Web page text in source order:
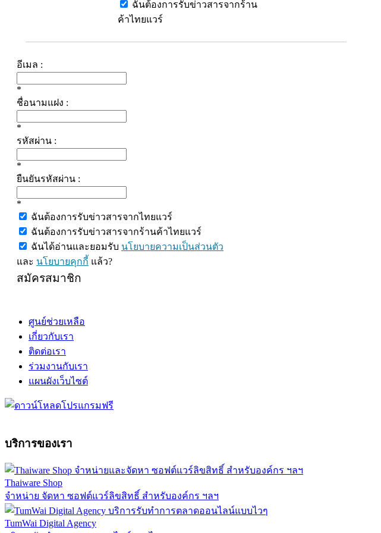
ฉันต้องการรับข่าวสารจากร้าน
ค้าไทยแวร์
อีเมล :
*
ชื่อนามแฝง :
*
รหัสผ่าน :
*
ยืนยันรหัสผ่าน :
*
ฉันต้องการรับข่าวสารจากไทยแวร์
ฉันต้องการรับข่าวสารจากร้านค้าไทยแวร์
ฉันได้อ่านและยอมรับ นโยบายความเป็นส่วนตัว
และ นโยบายคุกกี้ แล้ว?
สมัครสมาชิก
ศูนย์ช่วยเหลือ
เกี่ยวกับเรา
ติดต่อเรา
ร่วมงานกับเรา
แผนผังเว็บไซต์
บริการของเรา
Thaiware Shop
จำหน่าย จัดหา ซอฟต์แวร์ลิขสิทธิ์ สำหรับองค์กร ฯลฯ
TumWai Digital Agency